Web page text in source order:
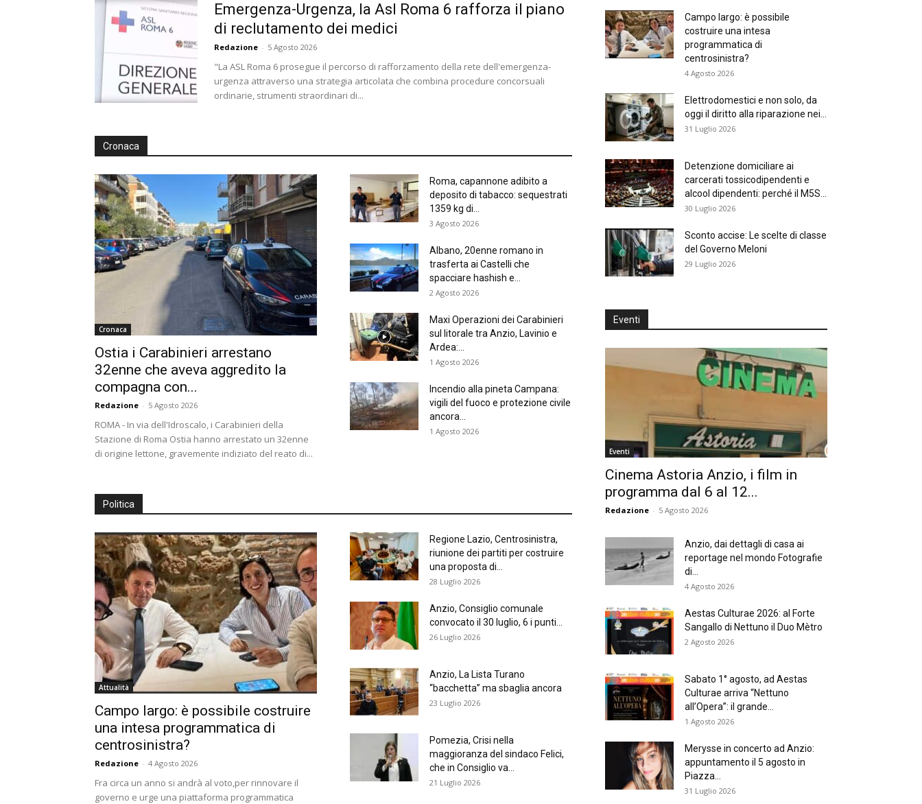
Emergenza-Urgenza, la Asl Roma 6 rafforza il piano
di reclutamento dei medici
Redazione - 5 Agosto 2026
"La ASL Roma 6 prosegue il percorso di rafforzamento della rete dell'emergenza-
urgenza attraverso una strategia articolata che combina procedure concorsuali
ordinarie, strumenti straordinari di...
Cronaca
Cronaca
Ostia i Carabinieri arrestano
32enne che aveva aggredito la
compagna con...
Redazione - 5 Agosto 2026
ROMA - In via dell'Idroscalo, i Carabinieri della
Stazione di Roma Ostia hanno arrestato un 32enne
di origine lettone, gravemente indiziato del reato di...
Roma, capannone adibito a
deposito di tabacco: sequestrati
1359 kg di...
3 Agosto 2026
Albano, 20enne romano in
trasferta ai Castelli che
spacciare hashish e...
2 Agosto 2026
Maxi Operazioni dei Carabinieri
sul litorale tra Anzio, Lavinio e
Ardea:...
1 Agosto 2026
Incendio alla pineta Campana:
vigili del fuoco e protezione civile
ancora...
1 Agosto 2026
Politica
Attualità
Campo largo: è possibile costruire
una intesa programmatica di
centrosinistra?
Redazione - 4 Agosto 2026
Fra circa un anno si andrà al voto,per rinnovare il
governo e urge una piattaforma programmatica
Regione Lazio, Centrosinistra,
riunione dei partiti per costruire
una proposta di...
28 Luglio 2026
Anzio, Consiglio comunale
convocato il 30 luglio, 6 i punti...
26 Luglio 2026
Anzio, La Lista Turano
“bacchetta” ma sbaglia ancora
23 Luglio 2026
Pomezia, Crisi nella
maggioranza del sindaco Felici,
che in Consiglio va...
21 Luglio 2026
Campo largo: è possibile
costruire una intesa
programmatica di
centrosinistra?
4 Agosto 2026
Elettrodomestici e non solo, da
oggi il diritto alla riparazione nei...
31 Luglio 2026
Detenzione domiciliare ai
carcerati tossicodipendenti e
alcool dipendenti: perché il M5S...
30 Luglio 2026
Sconto accise: Le scelte di classe
del Governo Meloni
29 Luglio 2026
Eventi
Eventi
Cinema Astoria Anzio, i film in
programma dal 6 al 12...
Redazione - 5 Agosto 2026
Anzio, dai dettagli di casa ai
reportage nel mondo Fotografie
di...
4 Agosto 2026
Aestas Culturae 2026: al Forte
Sangallo di Nettuno il Duo Mètro
2 Agosto 2026
Sabato 1° agosto, ad Aestas
Culturae arriva “Nettuno
all’Opera”: il grande...
1 Agosto 2026
Merysse in concerto ad Anzio:
appuntamento il 5 agosto in
Piazza...
31 Luglio 2026